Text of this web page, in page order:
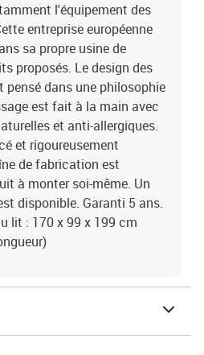
l'équipement des
entreprise européenne
sa propre usine de
proposés. Le design des
dans une philosophie
est fait à la main avec
et anti-allergiques.
et rigoureusement
de fabrication est
à monter soi-même. Un
disponible. Garanti 5 ans.
lit : 170 x 99 x 199 cm